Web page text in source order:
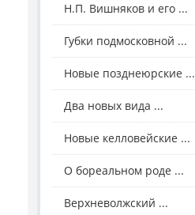
Н.П. Вишняков и его ...
Губки подмосковной ...
Новые позднеюрские ...
Два новых вида ...
Новые келловейские ...
О бореальном роде ...
Верхневолжский ...